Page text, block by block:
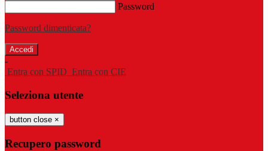
Password
Password dimenticata?
-
Entra con SPID Entra con CIE
Seleziona utente
button close ×
Recupero password